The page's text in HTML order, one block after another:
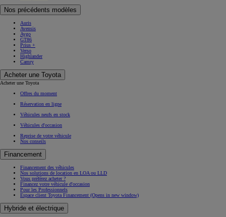
Nos précédents modèles
Auris
Avensis
Aygo
GT86
Prius +
Verso
Highlander
Camry
Acheter une Toyota
Acheter une Toyota
Offres du moment
Réservation en ligne
Véhicules neufs en stock
Véhicules d'occasion
Reprise de votre véhicule
Nos conseils
Financement
Financement des véhicules
Nos solutions de location en LOA ou LLD
Vous préférez acheter ?
Financez votre véhicule d'occasion
Pour les Professionnels
Espace client Toyota Financement (Opens in new window)
Hybride et électrique